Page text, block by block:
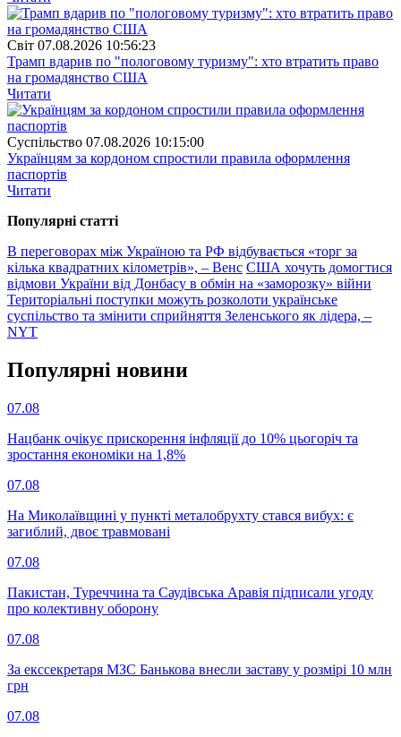
Свiт 07.08.2026 10:56:23
Трамп вдарив по "пологовому туризму": хто втратить право
на громадянство США
Читати
Суспiльство 07.08.2026 10:15:00
Українцям за кордоном спростили правила оформлення
паспортів
Читати
Популярнi статтi
В переговорах між Україною та РФ відбувається «торг за
кілька квадратних кілометрів», – Венс США хочуть домогтися
відмови України від Донбасу в обмін на «заморозку» війни
Територіальні поступки можуть розколоти українське
суспільство та змінити сприйняття Зеленського як лідера, –
NYT
Популярнi новини
07.08
Нацбанк очікує прискорення інфляції до 10% цьогоріч та
зростання економіки на 1,8%
07.08
На Миколаївщині у пункті металобрухту стався вибух: є
загиблий, двоє травмовані
07.08
Пакистан, Туреччина та Саудівська Аравія підписали угоду
про колективну оборону
07.08
За екссекретаря МЗС Банькова внесли заставу у розмірі 10 млн
грн
07.08